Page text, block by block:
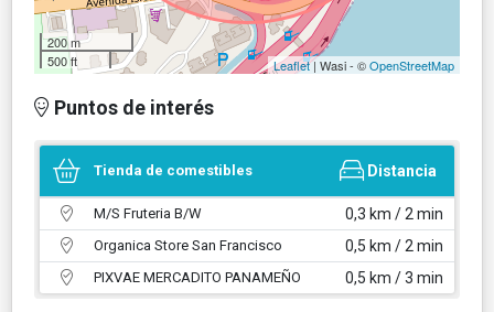
200 m
500 ft
Leaflet| Wasi - ©OpenStreetMap
Puntos de interés
Tienda de comestibles Distancia
M/S Fruteria B/W 0,3 km / 2 min
Organica Store San Francisco 0,5 km / 2 min
PIXVAE MERCADITO PANAMEÑO 0,5 km / 3 min